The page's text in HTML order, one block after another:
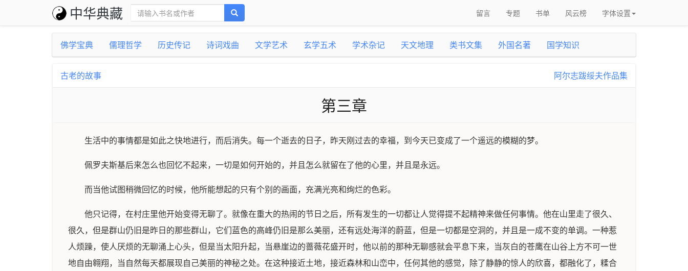
中华典藏 留言 专题 书单 风云榜 字体设置
佛学宝典 儒理哲学 历史传记 诗词戏曲 文学艺术 玄学五术 学术杂记 天文地理 类书文集 外国名著 国学知识
古老的故事 阿尔志跋绥夫作品集
第三章
生活中的事情都是如此之快地进行，而后消失。每一个逝去的日子，昨天刚过去的幸福，到今天已变成了一个遥远的模糊的梦。
佩罗夫斯基后来怎么也回忆不起来，一切是如何开始的，并且怎么就留在了他的心里，并且是永远。
而当他试图稍微回忆的时候，他所能想起的只有个别的画面，充满光亮和绚烂的色彩。
他只记得，在村庄里他开始变得无聊了。就像在重大的热闹的节日之后，所有发生的一切都让人觉得提不起精神来做任何事情。他在山里走了很久、
很久，但是群山仍旧是昨日的那些群山，它们蓝色的高峰仍旧是那么美丽，还有远处海洋的蔚蓝，但是一切都是空洞的，并且是一成不变的单调。一种惹
人烦躁，使人厌烦的无聊涌上心头，但是当太阳升起，当悬崖边的蔷薇花盛开时，他以前的那种无聊感就会平息下来，当灰白的苍鹰在山谷上方不可一世
地自由翱翔，当自然每天都展现自己美丽的神秘之处。在这种接近土地，接近森林和山峦中，任何其他的感觉，除了静静的惊人的欣喜，都融化了，糅合